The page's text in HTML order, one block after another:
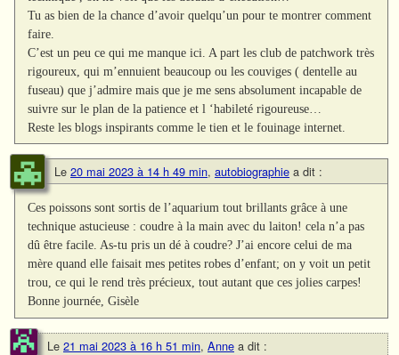
Tu as bien de la chance d’avoir quelqu’un pour te montrer comment
faire.
C’est un peu ce qui me manque ici. A part les club de patchwork très
rigoureux, qui m’ennuient beaucoup ou les couviges ( dentelle au
fuseau) que j’admire mais que je me sens absolument incapable de
suivre sur le plan de la patience et l ‘habileté rigoureuse…
Reste les blogs inspirants comme le tien et le fouinage internet.
Le 20 mai 2023 à 14 h 49 min, autobiographie a dit :
Ces poissons sont sortis de l’aquarium tout brillants grâce à une
technique astucieuse : coudre à la main avec du laiton! cela n’a pas
dû être facile. As-tu pris un dé à coudre? J’ai encore celui de ma
mère quand elle faisait mes petites robes d’enfant; on y voit un petit
trou, ce qui le rend très précieux, tout autant que ces jolies carpes!
Bonne journée, Gisèle
Le 21 mai 2023 à 16 h 51 min, Anne a dit :